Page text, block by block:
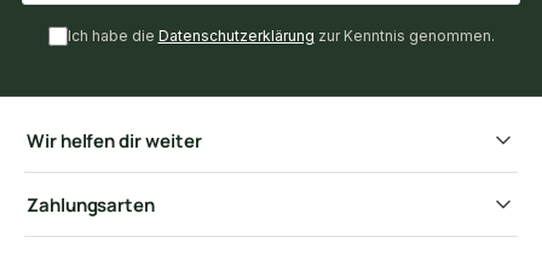
Ich habe die Datenschutzerklärung zur Kenntnis genommen.
Wir helfen dir weiter
Zahlungsarten